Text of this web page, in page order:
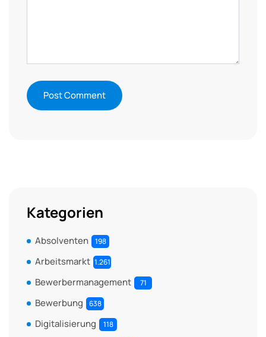
Kategorien
Absolventen 198
Arbeitsmarkt 1.261
Bewerbermanagement 71
Bewerbung 638
Digitalisierung 118